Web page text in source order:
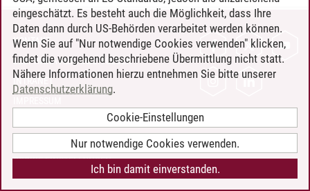
KONTAKT
LEUPHANA ALS ARBEITGEBER
INTRANET
BARRIEREFREIHEIT
COOKIE-EINSTELLUNGEN
eingeschätzt. Es besteht auch die Möglichkeit, dass Ihre
Daten dann durch US-Behörden verarbeitet werden können.
Wenn Sie auf "Nur notwendige Cookies verwenden" klicken,
findet die vorgehend beschriebene Übermittlung nicht statt.
Nähere Informationen hierzu entnehmen Sie bitte unserer
Datenschutzerklärung.
Cookie-Einstellungen
Nur notwendige Cookies verwenden.
Ich bin damit einverstanden.